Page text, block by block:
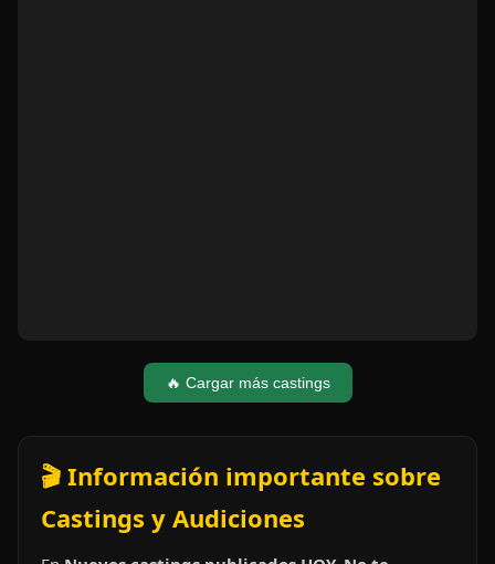
🔥 Cargar más castings
🎬 Información importante sobre
Castings y Audiciones